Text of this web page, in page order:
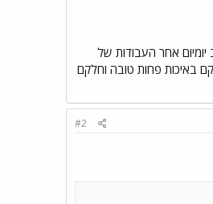
אחר העבודות של
באיכות פחות טובה וחלקם
#2